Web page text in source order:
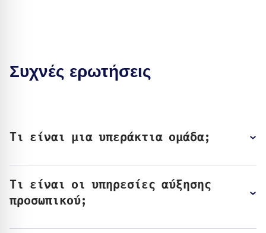
Συχνές ερωτήσεις
Τι είναι μια υπεράκτια ομάδα;
Τι είναι οι υπηρεσίες αύξησης
προσωπικού;